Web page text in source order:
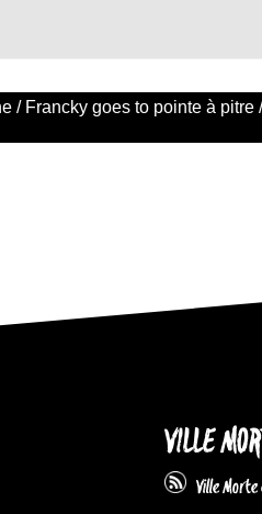
/ Francky goes to pointe à pitre
VILLE
Ville Morte